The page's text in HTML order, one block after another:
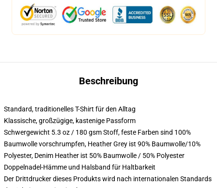
Beschreibung
Standard, traditionelles T-Shirt für den Alltag
Klassische, großzügige, kastenige Passform
Schwergewicht 5.3 oz / 180 gsm Stoff, feste Farben sind 100%
Baumwolle vorschrumpfen, Heather Grey ist 90% Baumwolle/10%
Polyester, Denim Heather ist 50% Baumwolle / 50% Polyester
Doppelnadel-Hämme und Halsband für Haltbarkeit
Der Drittdrucker dieses Produkts wird nach internationalen Standards